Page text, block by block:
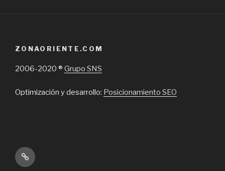
ZONAORIENTE.COM
2006-2020 ® Grupo SNS
Optimización y desarrollo: Posicionamiento SEO
Inicio